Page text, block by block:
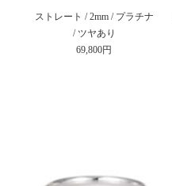
ストレート / 2mm / プラチナ
/ ツヤあり
69,800円